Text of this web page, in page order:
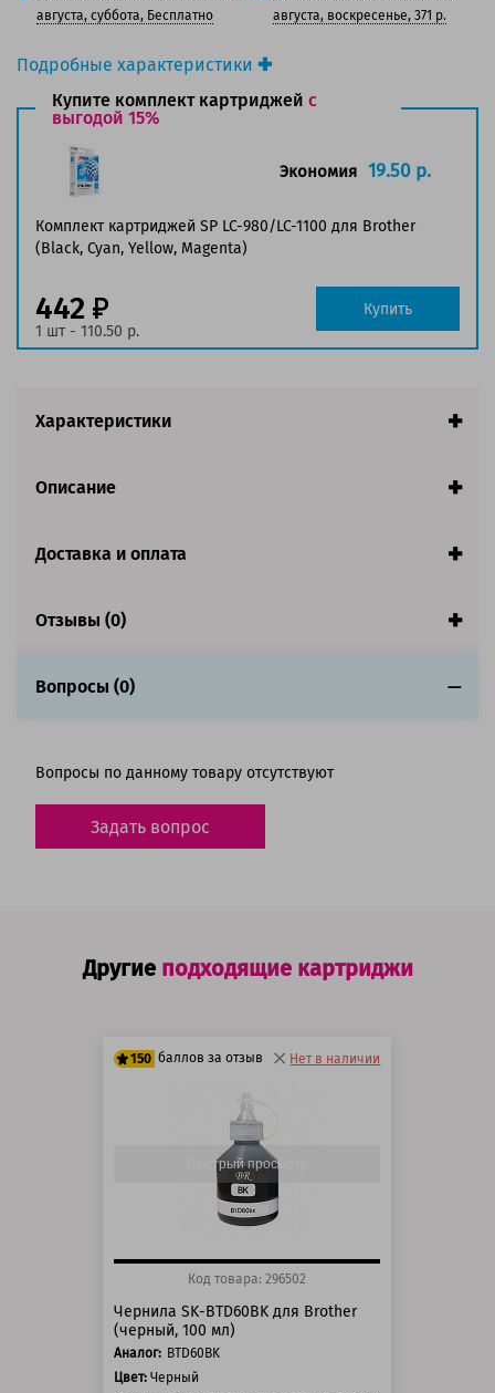
Подробные характеристики
Производитель принтера:Brother
Производитель:Solution Print
Вид товара:
Оригинальность:
Аналог:Brother LC-980M/ LC-1100M/ LC-1100NY-M
Цвет:Пурпурный
Ресурс: 260 страниц формата А4 при 5%
Страна:Китай
Гарантия:1 год
150 баллов
августа, суббота, Бесплатно
августа, воскресенье, 371 р.
Купите комплект картриджей с
выгодой 15%
Комплект картриджей SP LC-980/LC-1100 для Brother
(Black, Cyan, Yellow, Magenta)
Экономия 19.50 р.
442
1 шт - 110.50 р.
Купить
Характеристики
Описание
Доставка и оплата
Отзывы (0)
Вопросы (0)
Вопросы по данному товару отсутствуют
Задать вопрос
Другие подходящие картриджи
150 баллов за отзыв Нет в наличии
Быстрый просмотр
Код товара: 296502
Чернила SK-BTD60BK для Brother
(черный, 100 мл)
Аналог: BTD60BK
Цвет: Черный